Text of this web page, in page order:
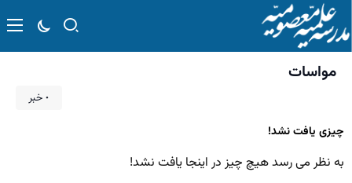
مواسات
۰ خبر
چیزی یافت نشد!
به نظر می رسد هیچ چیز در اینجا یافت نشد!